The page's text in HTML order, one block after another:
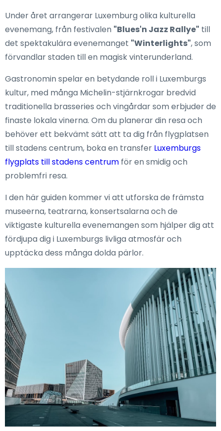
Under året arrangerar Luxemburg olika kulturella
evenemang, från festivalen "Blues'n Jazz Rallye" till
det spektakulära evenemanget "Winterlights", som
förvandlar staden till en magisk vinterunderland.
Gastronomin spelar en betydande roll i Luxemburgs
kultur, med många Michelin-stjärnkrogar bredvid
traditionella brasseries och vingårdar som erbjuder de
finaste lokala vinerna. Om du planerar din resa och
behöver ett bekvämt sätt att ta dig från flygplatsen
till stadens centrum, boka en transfer Luxemburgs
flygplats till stadens centrum för en smidig och
problemfri resa.
I den här guiden kommer vi att utforska de främsta
museerna, teatrarna, konsertsalarna och de
viktigaste kulturella evenemangen som hjälper dig att
fördjupa dig i Luxemburgs livliga atmosfär och
upptäcka dess många dolda pärlor.